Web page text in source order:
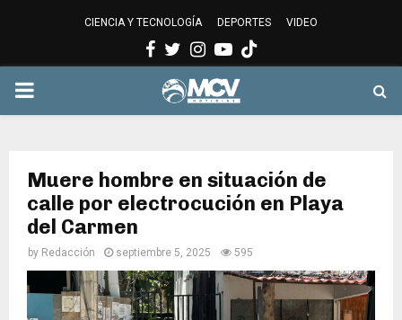
CIENCIA Y TECNOLOGÍA DEPORTES VIDEO
Facebook
Twitter
Instagram
Youtube
PRIMARY
Muere hombre en situación de
calle por electrocución en Playa
del Carmen
by Redacción septiembre 5, 2025 595